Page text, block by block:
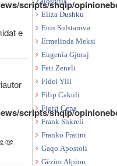
scripts/shqip/
e
scripts/shqip/
më
Eliza Dushku
Enis Sulstarova
Ermelinda Meksi
Eugenia Gjuraj
Feti Zeneli
Fidel Ylli
Filip Cakuli
Fiqiri Cena
Frank Shkreli
Franko Fratini
Gaqo Apostoli
Gëzim Alpion